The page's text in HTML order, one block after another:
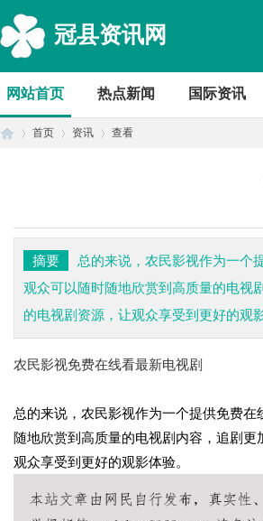
冠县资讯网
网站首页 热点新闻 国际资讯
首页 资讯 查看
摘要
总的来说，农民影视作为一个
观众可以随时随地欣赏到高质量的电视
的电视剧资源，让观众享受到更好的观
农民影视免费在线看最新电视剧
总的来说，农民影视作为一个提供免费
随地欣赏到高质量的电视剧内容，追剧
观众享受到更好的观影体验。